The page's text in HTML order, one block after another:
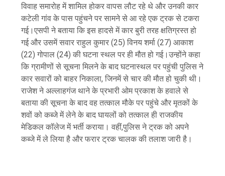
विवाह समारोह में शामिल होकर वापस लौट रहे थे और उनकी कार
कटेली गांव के पास पहुंचने पर सामने से आ रहे एक ट्रक से टकरा
गई।एसपी ने बताया कि इस हादसे में कार बुरी तरह क्षतिग्रस्त हो
गई और उसमें सवार राहुल कुमार (25) विनय शर्मा (27) आकाश
(22) गोपाल (24) की घटना स्थल पर ही मौत हो गई।उन्होंने कहा
कि ग्रामीणों से सूचना मिलने के बाद घटनास्थल पर पहुंची पुलिस ने
कार सवारों को बाहर निकाला, जिनमें से चार की मौत हो चुकी थी।
राजेश ने अल्लाहगंज थाने के प्रभारी ओम प्रकाश के हवाले से
बताया की सूचना के बाद वह तत्काल मौके पर पहुंचे और मृतकों के
शवों को कब्जे में लेने के बाद घायलों को तत्काल ही राजकीय
मेडिकल कॉलेज में भर्ती कराया। वहीं,पुलिस ने ट्रक को अपने
कब्जे में ले लिया है और फरार ट्रक चालक की तलाश जारी है।